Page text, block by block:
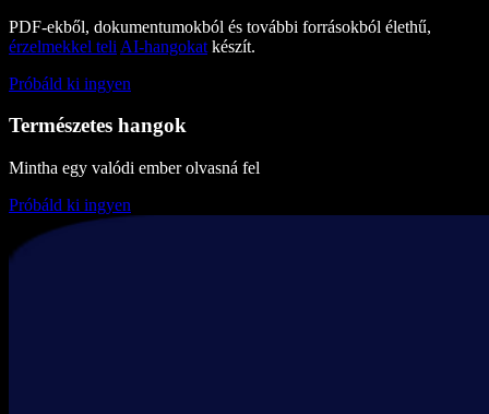
PDF-ekből, dokumentumokból és további forrásokból élethű,
érzelmekkel teli AI-hangokat készít.
Próbáld ki ingyen
Természetes hangok
Mintha egy valódi ember olvasná fel
Próbáld ki ingyen